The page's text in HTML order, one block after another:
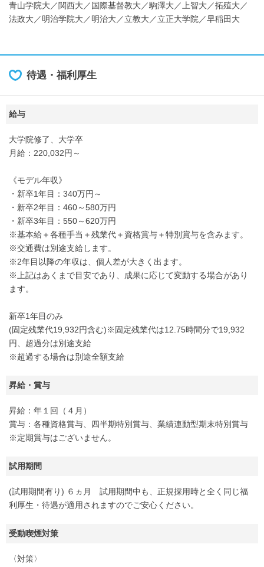
青山学院大／関西大／国際基督教大／駒澤大／上智大／拓殖大／
法政大／明治学院大／明治大／立教大／立正大学院／早稲田大
待遇・福利厚生
給与
大学院修了、大学卒
月給：220,032円～
《モデル年収》
・新卒1年目：340万円～
・新卒2年目：460～580万円
・新卒3年目：550～620万円
※基本給＋各種手当＋残業代＋資格賞与＋特別賞与を含みます。
※交通費は別途支給します。
※2年目以降の年収は、個人差が大きく出ます。
※上記はあくまで目安であり、成果に応じて変動する場合があり
ます。
新卒1年目のみ
(固定残業代19,932円含む)※固定残業代は12.75時間分で19,932
円、超過分は別途支給
※超過する場合は別途全額支給
昇給・賞与
昇給：年１回（４月）
賞与：各種資格賞与、四半期特別賞与、業績連動型期末特別賞与
※定期賞与はございません。
試用期間
(試用期間有り) ６ヵ月 試用期間中も、正規採用時と全く同じ福
利厚生・待遇が適用されますのでご安心ください。
受動喫煙対策
〈対策〉